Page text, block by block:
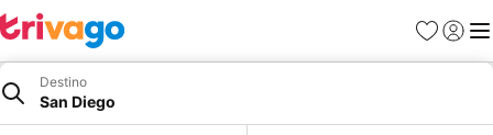
Favoritos
Iniciar
Destino
San Diego